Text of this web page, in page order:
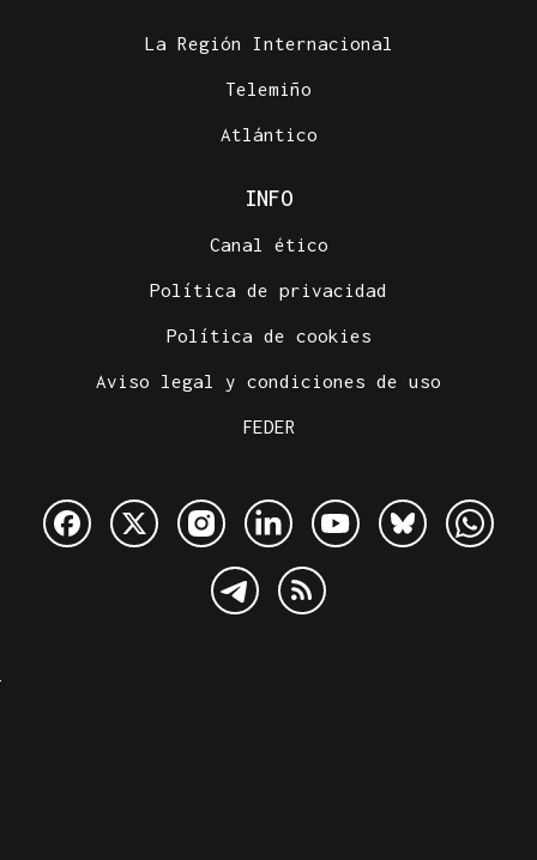
La Región Internacional
Telemiño
Atlántico
INFO
Canal ético
Política de privacidad
Política de cookies
Aviso legal y condiciones de uso
FEDER